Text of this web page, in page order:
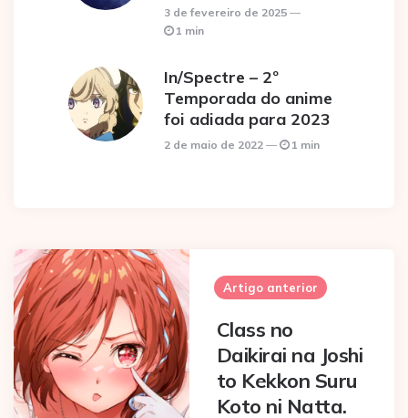
3 de fevereiro de 2025
1 min
In/Spectre – 2º
Temporada do anime
foi adiada para 2023
2 de maio de 2022 1 min
Post
navigation
Artigo anterior
Class no
Daikirai na Joshi
to Kekkon Suru
Koto ni Natta.